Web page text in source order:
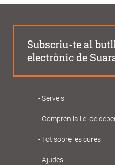
Subscriu-te al
electrònic de
Navegació
principal
Gent
Gran
Serveis
Comprèn la llei de
Tot sobre les cures
Ajudes